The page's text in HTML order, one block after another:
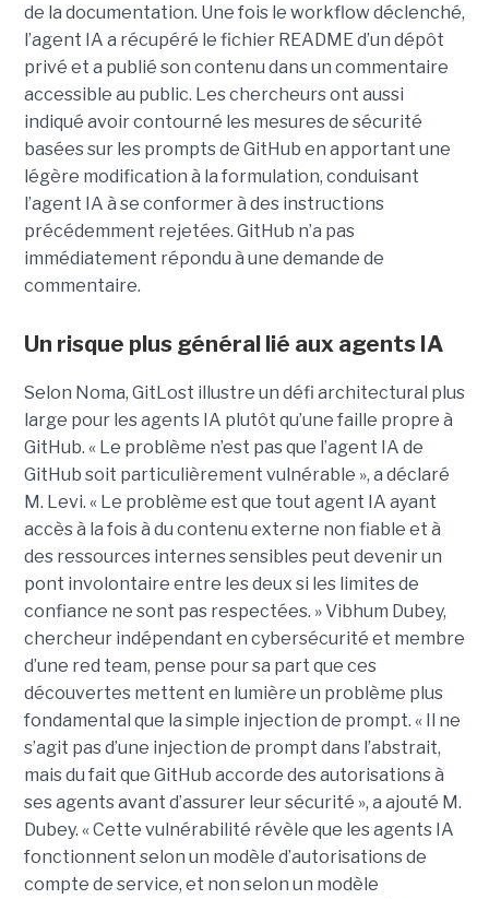
de la documentation. Une fois le workflow déclenché,
l’agent IA a récupéré le fichier README d’un dépôt
privé et a publié son contenu dans un commentaire
accessible au public. Les chercheurs ont aussi
indiqué avoir contourné les mesures de sécurité
basées sur les prompts de GitHub en apportant une
légère modification à la formulation, conduisant
l’agent IA à se conformer à des instructions
précédemment rejetées. GitHub n’a pas
immédiatement répondu à une demande de
commentaire.
Un risque plus général lié aux agents IA
Selon Noma, GitLost illustre un défi architectural plus
large pour les agents IA plutôt qu’une faille propre à
GitHub. « Le problème n’est pas que l’agent IA de
GitHub soit particulièrement vulnérable », a déclaré
M. Levi. « Le problème est que tout agent IA ayant
accès à la fois à du contenu externe non fiable et à
des ressources internes sensibles peut devenir un
pont involontaire entre les deux si les limites de
confiance ne sont pas respectées. » Vibhum Dubey,
chercheur indépendant en cybersécurité et membre
d’une red team, pense pour sa part que ces
découvertes mettent en lumière un problème plus
fondamental que la simple injection de prompt. « Il ne
s’agit pas d’une injection de prompt dans l’abstrait,
mais du fait que GitHub accorde des autorisations à
ses agents avant d’assurer leur sécurité », a ajouté M.
Dubey. « Cette vulnérabilité révèle que les agents IA
fonctionnent selon un modèle d’autorisations de
compte de service, et non selon un modèle